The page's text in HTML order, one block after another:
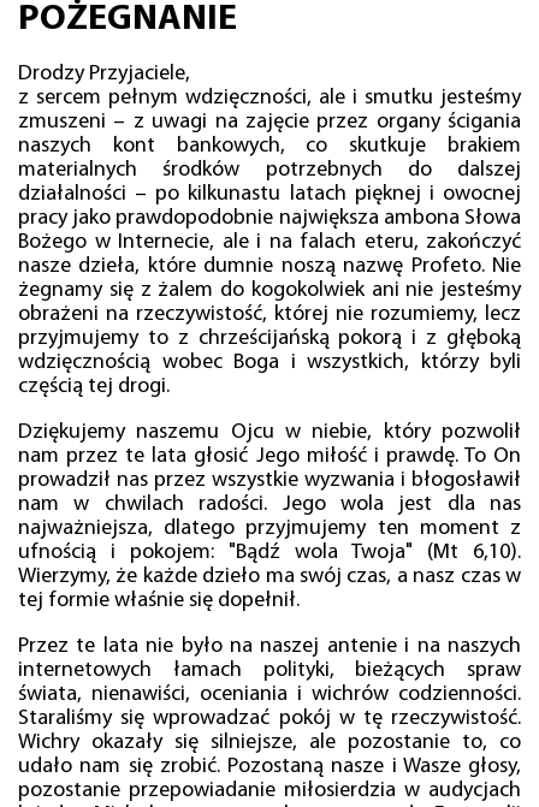
POŻEGNANIE
Drodzy Przyjaciele,
z sercem pełnym wdzięczności, ale i smutku jesteśmy
zmuszeni – z uwagi na zajęcie przez organy ścigania
naszych kont bankowych, co skutkuje brakiem
materialnych środków potrzebnych do dalszej
działalności – po kilkunastu latach pięknej i owocnej
pracy jako prawdopodobnie największa ambona Słowa
Bożego w Internecie, ale i na falach eteru, zakończyć
nasze dzieła, które dumnie noszą nazwę Profeto. Nie
żegnamy się z żalem do kogokolwiek ani nie jesteśmy
obrażeni na rzeczywistość, której nie rozumiemy, lecz
przyjmujemy to z chrześcijańską pokorą i z głęboką
wdzięcznością wobec Boga i wszystkich, którzy byli
częścią tej drogi.
Dziękujemy naszemu Ojcu w niebie, który pozwolił
nam przez te lata głosić Jego miłość i prawdę. To On
prowadził nas przez wszystkie wyzwania i błogosławił
nam w chwilach radości. Jego wola jest dla nas
najważniejsza, dlatego przyjmujemy ten moment z
ufnością i pokojem: "Bądź wola Twoja" (Mt 6,10).
Wierzymy, że każde dzieło ma swój czas, a nasz czas w
tej formie właśnie się dopełnił.
Przez te lata nie było na naszej antenie i na naszych
internetowych łamach polityki, bieżących spraw
świata, nienawiści, oceniania i wichrów codzienności.
Staraliśmy się wprowadzać pokój w tę rzeczywistość.
Wichry okazały się silniejsze, ale pozostanie to, co
udało nam się zrobić. Pozostaną nasze i Wasze głosy,
pozostanie przepowiadanie miłosierdzia w audycjach